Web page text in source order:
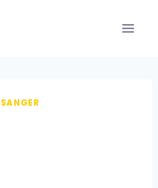
SANGER